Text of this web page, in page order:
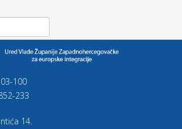
100
233
14.